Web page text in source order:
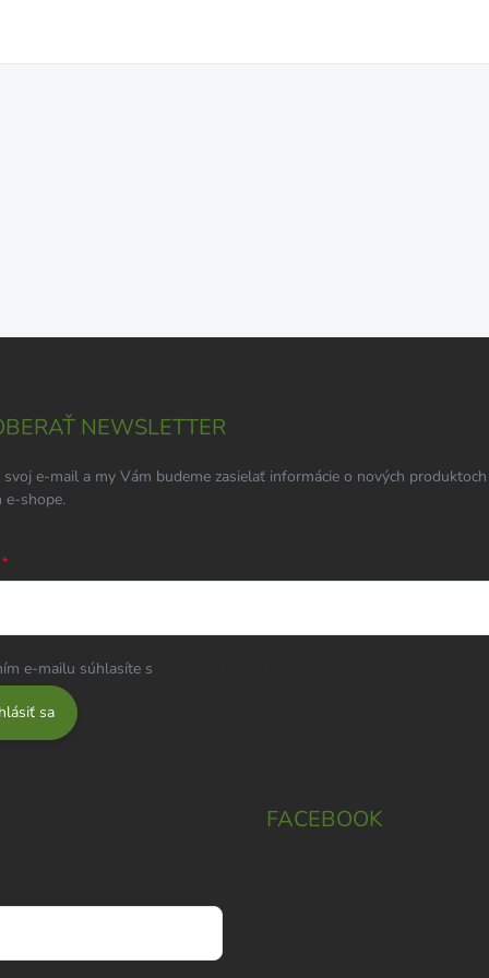
NEWSLETTER
e-mail a my Vám budeme zasielať informácie o nových
e-shope.
e-mailu súhlasíte s
sa
FACEBOOK